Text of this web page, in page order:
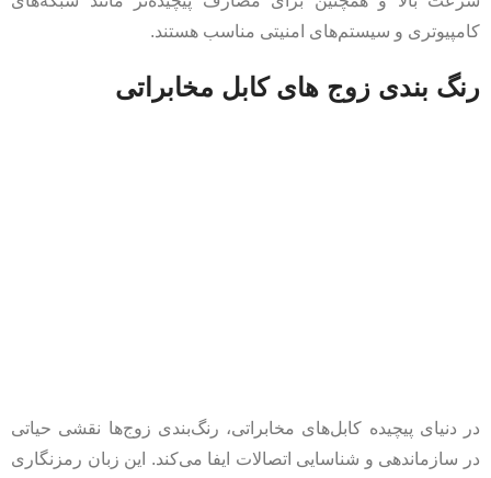
کامپیوتری و سیستم‌های امنیتی مناسب هستند.
رنگ بندی زوج های کابل مخابراتی
در دنیای پیچیده کابل‌های مخابراتی، رنگ‌بندی زوج‌ها نقشی حیاتی
در سازماندهی و شناسایی اتصالات ایفا می‌کند. این زبان رمزنگاری